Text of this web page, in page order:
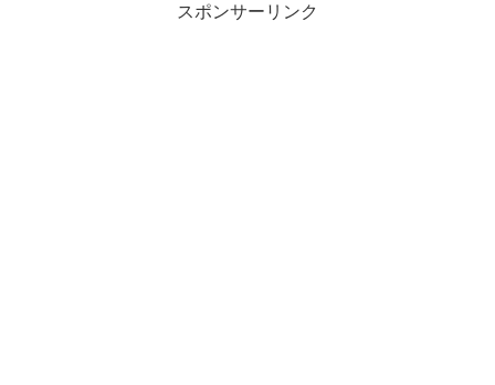
スポンサーリンク